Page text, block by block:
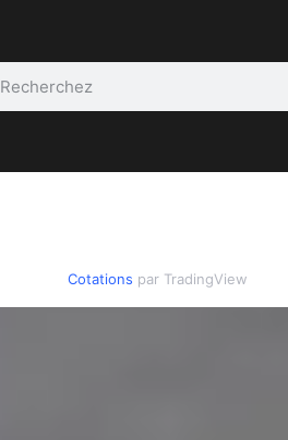
Cotations par TradingView